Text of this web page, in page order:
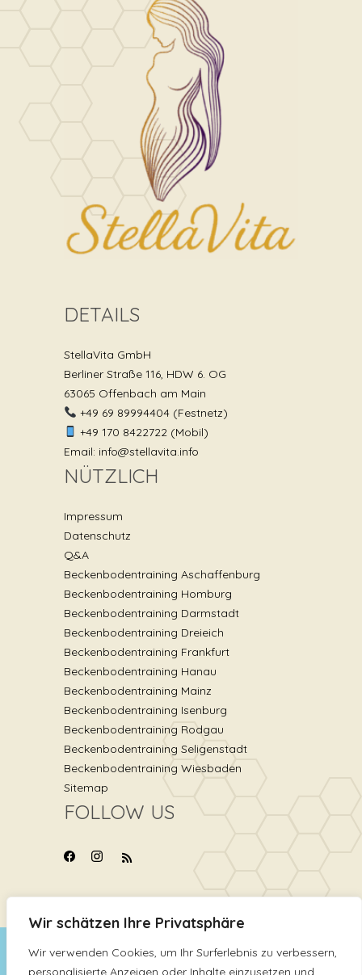
Wir schätzen Ihre Privatsphäre
Wir verwenden Cookies, um Ihr Surferlebnis zu verbessern,
personalisierte Anzeigen oder Inhalte einzusetzen und
DETAILS
StellaVita GmbH
Berliner Straße 116, HDW 6. OG
63065 Offenbach am Main
+49 69 89994404 (Festnetz)
+49 170 8422722 (Mobil)
Email: info@stellavita.info
NÜTZLICH
Impressum
Datenschutz
Q&A
Beckenbodentraining Aschaffenburg
Beckenbodentraining Homburg
Beckenbodentraining Darmstadt
Beckenbodentraining Dreieich
Beckenbodentraining Frankfurt
Beckenbodentraining Hanau
Beckenbodentraining Mainz
Beckenbodentraining Isenburg
Beckenbodentraining Rodgau
Beckenbodentraining Seligenstadt
Beckenbodentraining Wiesbaden
Sitemap
FOLLOW US
Copyright © 2025Stellavita